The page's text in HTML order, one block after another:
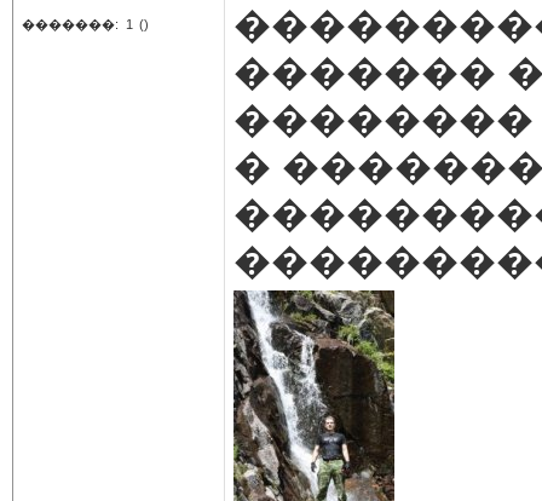
�������: 1 ()
�������
��������
�